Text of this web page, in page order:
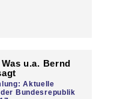
u.a. Bernd
Aktuelle
Bundesrepublik